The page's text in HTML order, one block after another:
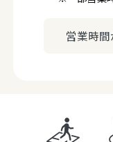
営業時